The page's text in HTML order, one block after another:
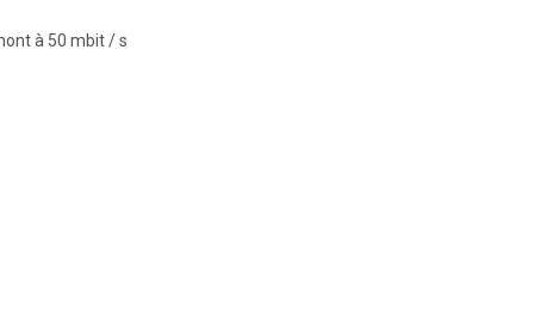
à 50 mbit / s